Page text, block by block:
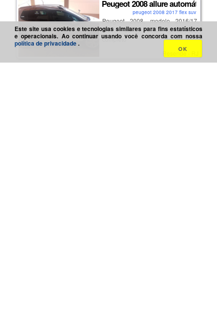
2 pneus novos - firestone f-700
pastilhas de freio traseiras novas
potência e economia de combustível
em um carro premium, com
robustez, estabilidade e segurança.
Peugeot 2008 allure automático
peugeot 2008 2017 flex suv
Peugeot 2008, modelo 2016/17,
único dono, bem conservado,
completo
Resende - RJ
Este site usa cookies e tecnologias similares para fins estatísticos
e operacionais. Ao continuar usando você concorda com nossa
política de privacidade.
OK